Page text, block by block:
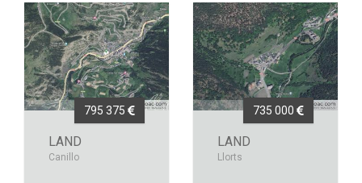
795 375
LAND
Canillo
735 000
LAND
Llorts